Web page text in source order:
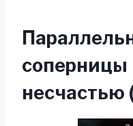
соперницы
несчастью